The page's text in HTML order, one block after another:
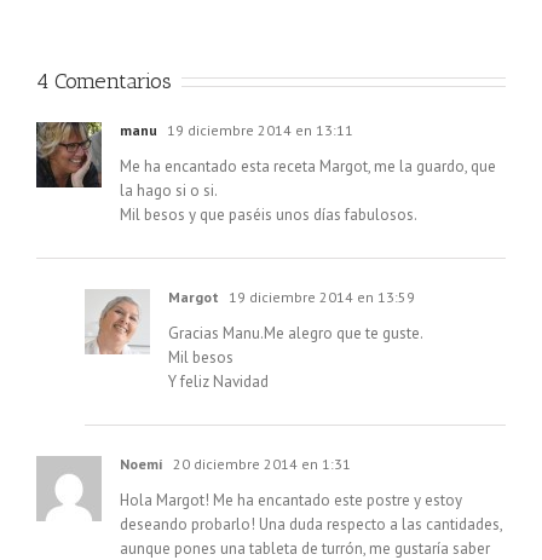
4 Comentarios
manu 19 diciembre 2014 en 13:11
Me ha encantado esta receta Margot, me la guardo, que
la hago si o si.
Mil besos y que paséis unos días fabulosos.
Margot 19 diciembre 2014 en 13:59
Gracias Manu.Me alegro que te guste.
Mil besos
Y feliz Navidad
Noemí 20 diciembre 2014 en 1:31
Hola Margot! Me ha encantado este postre y estoy
deseando probarlo! Una duda respecto a las cantidades,
aunque pones una tableta de turrón, me gustaría saber